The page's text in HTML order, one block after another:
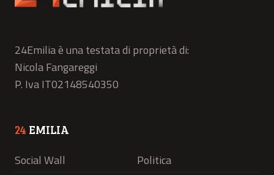
24Emilia è una testata di proprietà di:
Nicola Fangareggi
P. Iva IT02148540350
24 EMILIA
Social Wall
Politica